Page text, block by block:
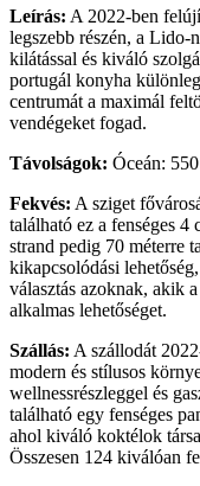
Leírás: A 2022-ben
legszebb részén, a Lido-
kilátással és kiváló
portugál konyha
centrumát a maximál
vendégeket fogad.
Távolságok: Óceán:
Fekvés: A sziget
található ez a fenséges 4
strand pedig 70 méterre
kikapcsolódási
választás azoknak, akik
alkalmas lehetőséget.
Szállás: A szállodát
modern és stílusos
wellnessrészleggel és
található egy fenséges
ahol kiváló koktélok
Összesen 124 kiválóan